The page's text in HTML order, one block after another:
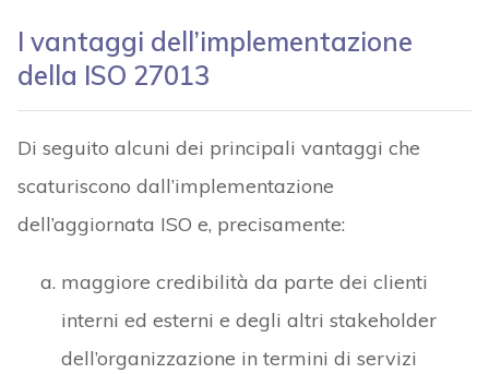
I vantaggi dell’implementazione
della ISO 27013
Di seguito alcuni dei principali vantaggi che
scaturiscono dall’implementazione
dell’aggiornata ISO e, precisamente:
maggiore credibilità da parte dei clienti
interni ed esterni e degli altri stakeholder
dell’organizzazione in termini di servizi